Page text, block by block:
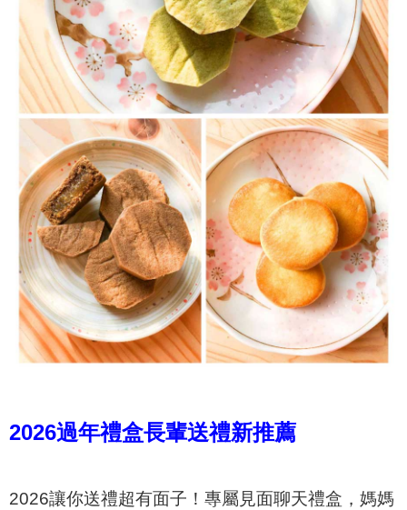
2026過年禮盒長輩送禮新推薦
2026讓你送禮超有面子！專屬見面聊天禮盒，媽媽